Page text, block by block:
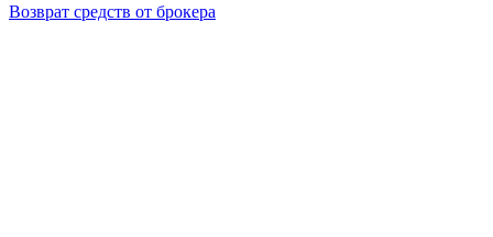
Возврат средств от брокера